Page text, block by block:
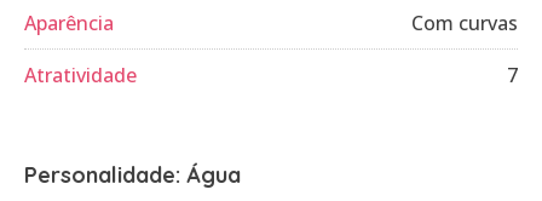
Aparência
Com curvas
Atratividade
7
Personalidade: Água